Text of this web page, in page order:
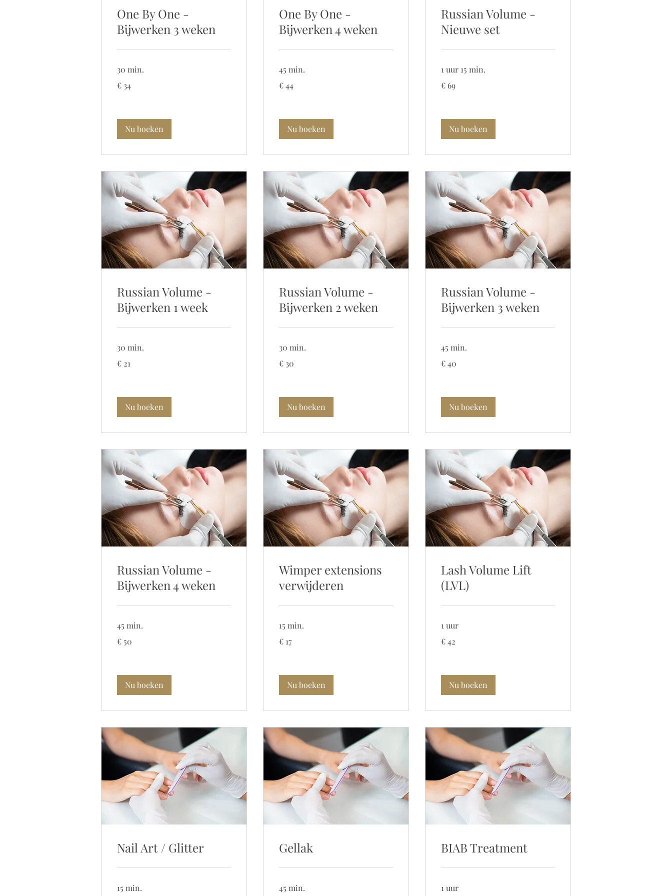
One By One -
Bijwerken 3 weken
30 min.
euro
€ 34
Nu boeken
One By One -
Bijwerken 4 weken
45 min.
euro
€ 44
Nu boeken
Russian Volume -
Nieuwe set
1 uur 15 min.
euro
€ 69
Nu boeken
Russian Volume -
Bijwerken 1 week
30 min.
euro
€ 21
Nu boeken
Russian Volume -
Bijwerken 2 weken
30 min.
euro
€ 30
Nu boeken
Russian Volume -
Bijwerken 3 weken
45 min.
euro
€ 40
Nu boeken
Russian Volume -
Bijwerken 4 weken
45 min.
euro
€ 50
Nu boeken
Wimper extensions
verwijderen
15 min.
euro
€ 17
Nu boeken
Lash Volume Lift
(LVL)
1 uur
euro
€ 42
Nu boeken
Nail Art / Glitter
15 min.
Gellak
45 min.
BIAB Treatment
1 uur